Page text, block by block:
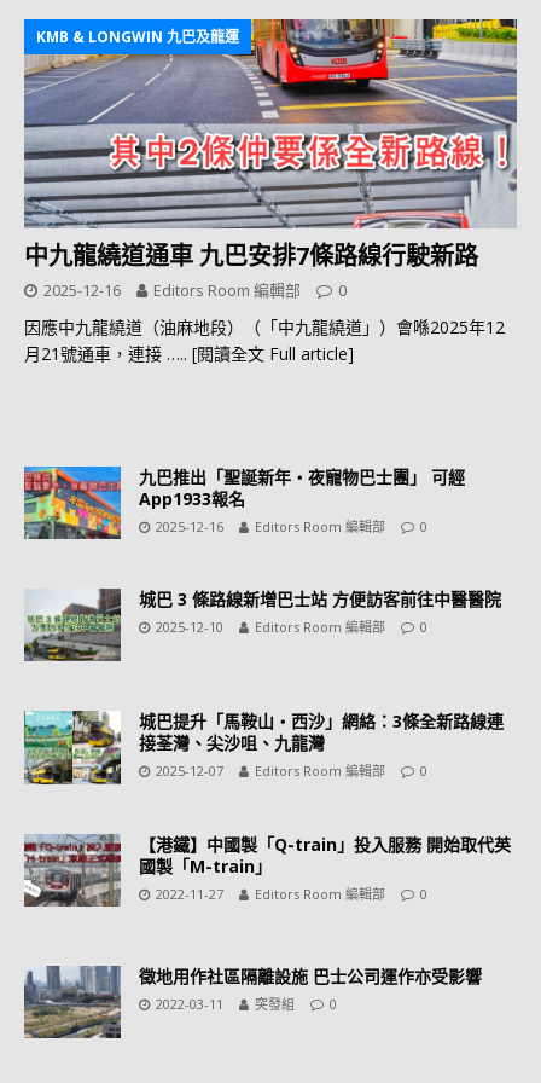
KMB & LONGWIN 九巴及龍運
中九龍繞道通車 九巴安排7條路線行駛新路
2025-12-16 Editors Room 編輯部 0
因應中九龍繞道（油麻地段）（「中九龍繞道」）會喺2025年12
月21號通車，連接 ….. [閱讀全文 Full article]
九巴推出「聖誕新年‧夜寵物巴士團」 可經
App1933報名
2025-12-16 Editors Room 編輯部 0
城巴 3 條路線新增巴士站 方便訪客前往中醫醫院
2025-12-10 Editors Room 編輯部 0
城巴提升「馬鞍山・西沙」網絡：3條全新路線連
接荃灣、尖沙咀、九龍灣
2025-12-07 Editors Room 編輯部 0
【港鐵】中國製「Q-train」投入服務 開始取代英
國製「M-train」
2022-11-27 Editors Room 編輯部 0
徵地用作社區隔離設施 巴士公司運作亦受影響
2022-03-11 突發組 0